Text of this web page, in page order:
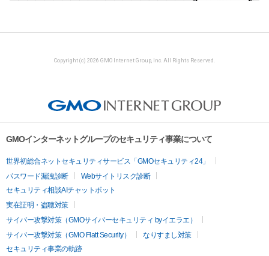
Copyright (c) 2026 GMO Internet Group, Inc. All Rights Reserved.
GMOインターネットグループのセキュリティ事業について
世界初総合ネットセキュリティサービス「GMOセキュリティ24」
パスワード漏洩診断
Webサイトリスク診断
セキュリティ相談AIチャットボット
実在証明・盗聴対策
サイバー攻撃対策（GMOサイバーセキュリティ byイエラエ）
サイバー攻撃対策（GMO Flatt Security）
なりすまし対策
セキュリティ事業の軌跡